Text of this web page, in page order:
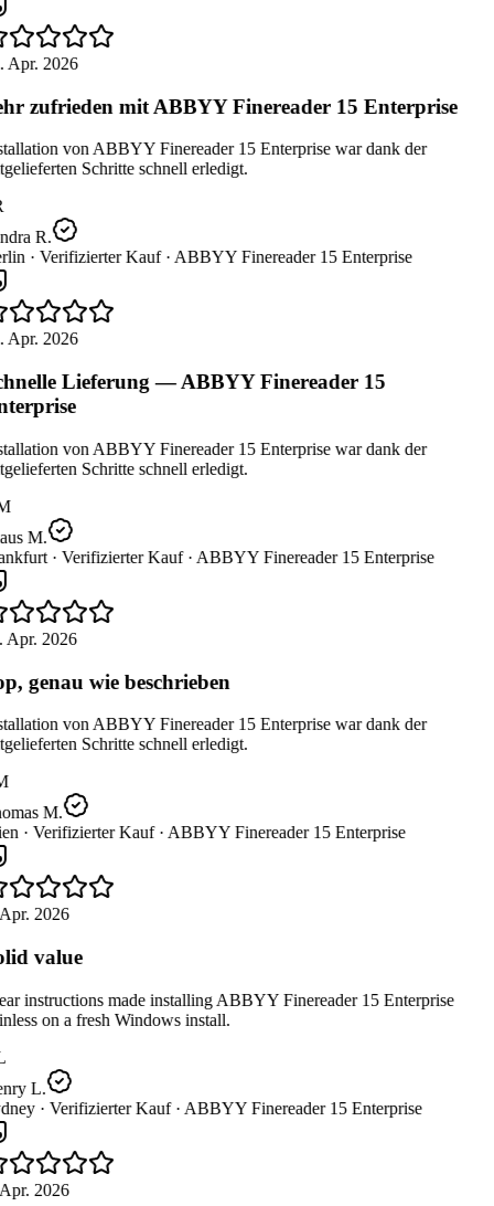
Apr. 2026
zufrieden mit ABBYY Finereader 15 Enterprise
von ABBYY Finereader 15 Enterprise war dank der
Schritte schnell erledigt.
R.
· Verifizierter Kauf ·ABBYY Finereader 15 Enterprise
Apr. 2026
Lieferung — ABBYY Finereader 15
von ABBYY Finereader 15 Enterprise war dank der
Schritte schnell erledigt.
M.
· Verifizierter Kauf ·ABBYY Finereader 15 Enterprise
Apr. 2026
genau wie beschrieben
von ABBYY Finereader 15 Enterprise war dank der
Schritte schnell erledigt.
M.
· Verifizierter Kauf ·ABBYY Finereader 15 Enterprise
2026
value
instructions made installing ABBYY Finereader 15 Enterprise
on a fresh Windows install.
L.
· Verifizierter Kauf ·ABBYY Finereader 15 Enterprise
2026